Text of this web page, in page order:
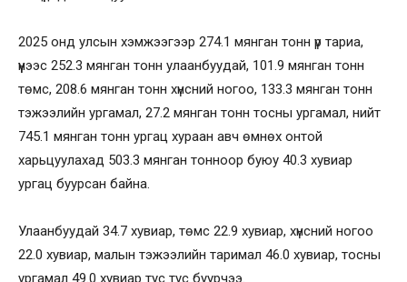
2025 онд улсын хэмжээгээр 274.1 мянган тонн үр тариа,
үүнээс 252.3 мянган тонн улаанбуудай, 101.9 мянган тонн
төмс, 208.6 мянган тонн хүнсний ногоо, 133.3 мянган тонн
тэжээлийн ургамал, 27.2 мянган тонн тосны ургамал, нийт
745.1 мянган тонн ургац хураан авч өмнөх онтой
харьцуулахад 503.3 мянган тонноор буюу 40.3 хувиар
ургац буурсан байна.
Улаанбуудай 34.7 хувиар, төмс 22.9 хувиар, хүнсний ногоо
22.0 хувиар, малын тэжээлийн таримал 46.0 хувиар, тосны
ургамал 49.0 хувиар тус тус буурчээ.